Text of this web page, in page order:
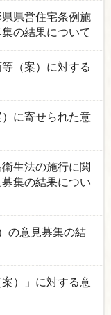
県県営住宅条例施
の結果について
（案）に対する
）に寄せられた意
生法の施行に関
集の結果につい
の意見募集の結
案）」に対する意